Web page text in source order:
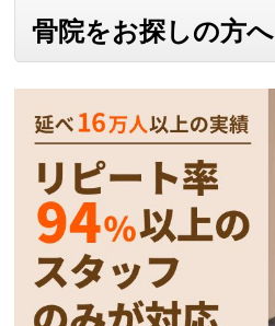
骨院をお探しの方へ